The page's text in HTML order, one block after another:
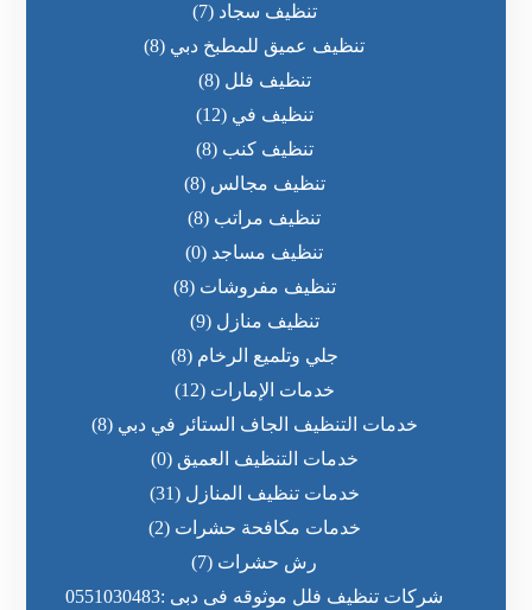
تنظيف سجاد (7)
تنظيف عميق للمطبخ دبي (8)
تنظيف فلل (8)
تنظيف في (12)
تنظيف كنب (8)
تنظيف مجالس (8)
تنظيف مراتب (8)
تنظيف مساجد (0)
تنظيف مفروشات (8)
تنظيف منازل (9)
جلي وتلميع الرخام (8)
خدمات الإمارات (12)
خدمات التنظيف الجاف الستائر في دبي (8)
خدمات التنظيف العميق (0)
خدمات تنظيف المنازل (31)
خدمات مكافحة حشرات (2)
رش حشرات (7)
شركات تنظيف فلل موثوقه فى دبى :0551030483